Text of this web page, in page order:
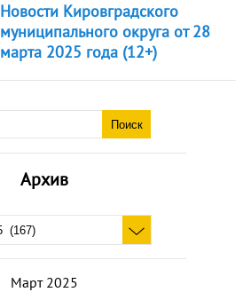
Архив
Март 2025
Новости Кировградского
муниципального округа от 28
марта 2025 года (12+)